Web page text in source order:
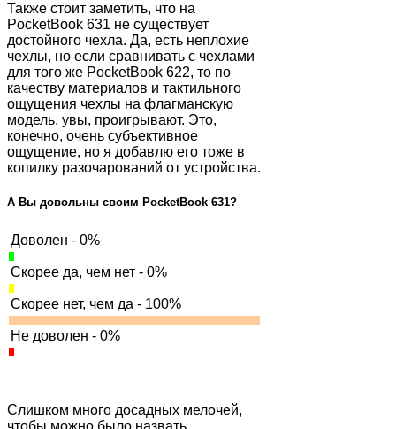
Также стоит заметить, что на
PocketBook 631 не существует
достойного чехла. Да, есть неплохие
чехлы, но если сравнивать с чехлами
для того же PocketBook 622, то по
качеству материалов и тактильного
ощущения чехлы на флагманскую
модель, увы, проигрывают. Это,
конечно, очень субъективное
ощущение, но я добавлю его тоже в
копилку разочарований от устройства.
А Вы довольны своим PocketBook 631?
Доволен - 0%
Скорее да, чем нет - 0%
Скорее нет, чем да - 100%
Не доволен - 0%
Слишком много досадных мелочей,
чтобы можно было назвать